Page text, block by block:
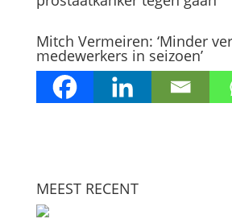
Mitch Vermeiren: ‘Minder
medewerkers in seizoen’
MEEST RECENT